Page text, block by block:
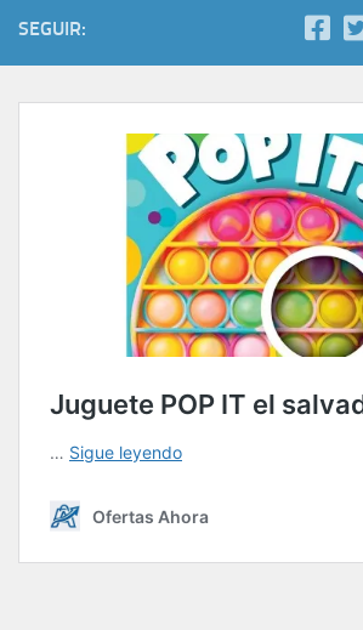
SEGUIR: